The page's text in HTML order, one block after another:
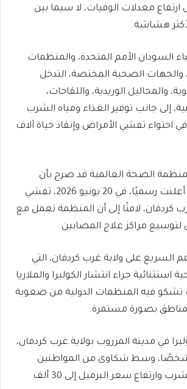
معدلات الوفيات، لا سيما بين
هشاشة.
السودان الأمم المتحدة، والمنظمات
والجهات الصحية المختصة، التدخل
والمحاليل الوريدية، واللقاحات،
إلى جانب توفير الغذاء ومياه الشرب
احتواء تفشي الأمراض وإنقاذ حياة آلاف
لمنظمة الصحة العالمية قد صرح بأن
السلطات المحلية أعلنت رسميًا، في 20 يونيو 2026، تفشي
كردفان، لافتًا إلى أن المنظمة تعمل مع
لتوسيع مراكز علاج المصابين.
السريع على ولاية غرب كردفان، التي
جراء انتشار الكوليرا والملاريا
تشكو فيه المنظمات الدولية من صعوبة
بصورة مستمرة.
في مدينة المزروب بولاية غرب كردفان،
أدى إلى وفاة 11 شخصًا، وسط شكاوى من المواطنين
بسبب شح مياه الشرب وارتفاع سعر البرميل إلى 30 ألف